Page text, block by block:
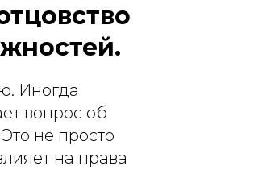
Иногда
вопрос об
не просто
на права